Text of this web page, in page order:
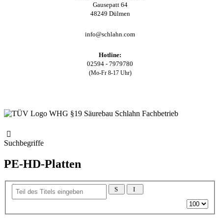
Gausepatt 64
48249 Dülmen
info@schlahn.com
Hotline:
02594 - 7979780
(Mo-Fr 8-17 Uhr)
Suchbegriffe
PE-HD-Platten
Teil
des
eingeben
Anzeige
#